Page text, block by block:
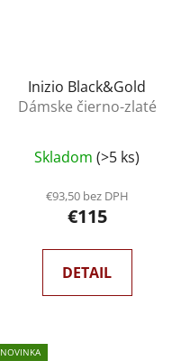
Inizio Black&Gold
Dámske čierno-zlaté
hodnotenie
produktu
je
z
Skladom (>5 ks)
€93,50 bez DPH
€115
DETAIL
NOVINKA